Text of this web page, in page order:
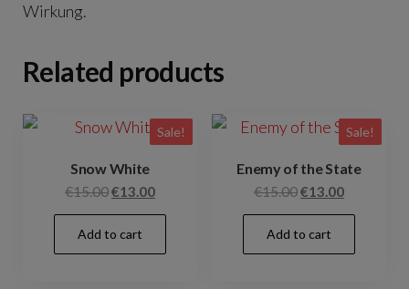
Wirkung.
Related products
Sale!
Snow White
€15.00Original
price
was:
€15.00.
€13.00Current
price
€13.00.
Add to cart
Sale!
Enemy of the State
€15.00Original
price
was:
€15.00.
€13.00Current
price
€13.00.
Add to cart